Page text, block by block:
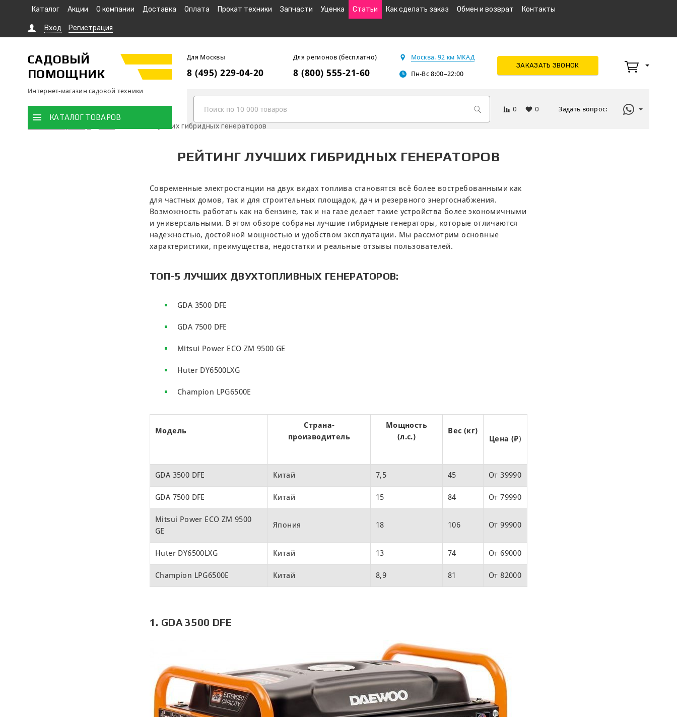
Каталог Акции О компании Доставка Оплата Прокат техники Запчасти Уценка Статьи Как сделать заказ Обмен и возврат Контакты
Вход Регистрация
САДОВЫЙ
ПОМОЩНИК
Интернет-магазин садовой техники
Для Москвы
8 (495) 229-04-20
Для регионов (бесплатно)
8 (800) 555-21-60
Москва. 92 км МКАД
Пн-Вс 8:00–22:00
ЗАКАЗАТЬ ЗВОНОК
0 0 Задать вопрос:
КАТАЛОГ ТОВАРОВ
Рейтинг лучших гибридных генераторов
РЕЙТИНГ ЛУЧШИХ ГИБРИДНЫХ ГЕНЕРАТОРОВ
Современные электростанции на двух видах топлива становятся всё более востребованными как
для частных домов, так и для строительных площадок, дач и резервного энергоснабжения.
Возможность работать как на бензине, так и на газе делает такие устройства более экономичными
и универсальными. В этом обзоре собраны лучшие гибридные генераторы, которые отличаются
надежностью, достойной мощностью и удобством эксплуатации. Мы рассмотрим основные
характеристики, преимущества, недостатки и реальные отзывы пользователей.
ТОП-5 ЛУЧШИХ ДВУХТОПЛИВНЫХ ГЕНЕРАТОРОВ:
GDA 3500 DFE
GDA 7500 DFE
Mitsui Power ECO ZM 9500 GE
Huter DY6500LXG
Champion LPG6500E
Модель
Страна-
производитель
Мощность
(л.с.)
Вес (кг)
Цена (₽)
GDA 3500 DFE Китай 7,5 45 От 39990
GDA 7500 DFE Китай 15 84 От 79990
Mitsui Power ECO ZM 9500
GE
Япония 18 106 От 99900
Huter DY6500LXG Китай 13 74 От 69000
Champion LPG6500E Китай 8,9 81 От 82000
1. GDA 3500 DFE